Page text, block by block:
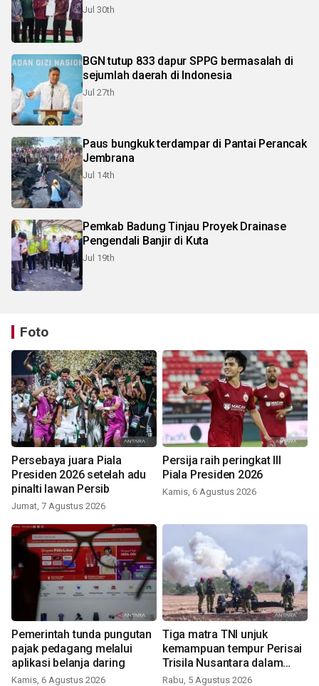
Jul 30th
BGN tutup 833 dapur SPPG bermasalah di
sejumlah daerah di Indonesia
Jul 27th
Paus bungkuk terdampar di Pantai Perancak
Jembrana
Jul 14th
Pemkab Badung Tinjau Proyek Drainase
Pengendali Banjir di Kuta
Jul 19th
Foto
Persebaya juara Piala
Presiden 2026 setelah adu
pinalti lawan Persib
Jumat, 7 Agustus 2026
Persija raih peringkat III
Piala Presiden 2026
Kamis, 6 Agustus 2026
Pemerintah tunda pungutan
pajak pedagang melalui
aplikasi belanja daring
Kamis, 6 Agustus 2026
Tiga matra TNI unjuk
kemampuan tempur Perisai
Trisila Nusantara dalam
latihan di Kepri
Rabu, 5 Agustus 2026